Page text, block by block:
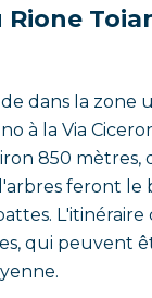
dans la zone
à la Via
850 mètres,
feront le
L'itinéraire
qui peuvent